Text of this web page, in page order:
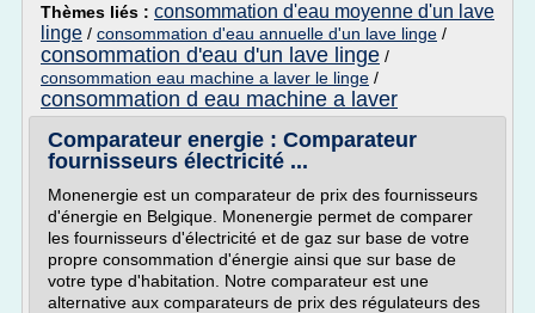
Thèmes liés : consommation d'eau moyenne d'un lave
linge / consommation d'eau annuelle d'un lave linge /
consommation d'eau d'un lave linge /
consommation eau machine a laver le linge /
consommation d eau machine a laver
Comparateur energie : Comparateur
fournisseurs électricité ...
Monenergie est un comparateur de prix des fournisseurs
d'énergie en Belgique. Monenergie permet de comparer
les fournisseurs d'électricité et de gaz sur base de votre
propre consommation d'énergie ainsi que sur base de
votre type d'habitation. Notre comparateur est une
alternative aux comparateurs de prix des régulateurs des